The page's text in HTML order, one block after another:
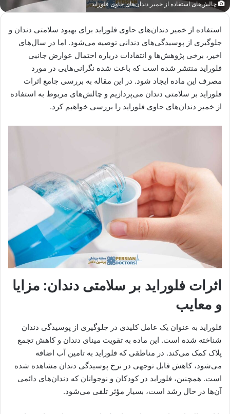
چالش‌های استفاده از خمیر دندان‌های حاوی فلوراید
استفاده از خمیر دندان‌های حاوی فلوراید برای بهبود سلامتی دندان‌ و
جلوگیری از پوسیدگی‌های دندانی توصیه می‌شود. اما در سال‌های
اخیر، برخی پژوهش‌ها و انتقادات درباره احتمال عوارض جانبی
فلوراید منتشر شده است که باعث شده نگرانی‌هایی در مورد
مصرف این ماده ایجاد شود. در این مقاله به بررسی جامع اثرات
فلوراید بر سلامتی دندان می‌پردازیم و چالش‌های مربوط به استفاده
از خمیر دندان‌های حاوی فلوراید را بررسی خواهیم کرد.
اثرات فلوراید بر سلامتی دندان: مزایا
و معایب
فلوراید به عنوان یک عامل کلیدی در جلوگیری از پوسیدگی دندان
شناخته شده است. این ماده به تقویت مینای دندان و کاهش تجمع
پلاک کمک می‌کند. در مناطقی که فلوراید به تامین آب اضافه
می‌شود، کاهش قابل توجهی در نرخ پوسیدگی دندان مشاهده شده
است. همچنین، فلوراید در کودکان و نوجوانان که دندان‌های دائمی
آن‌ها در حال رشد است، بسیار مؤثر تلقی می‌شود.